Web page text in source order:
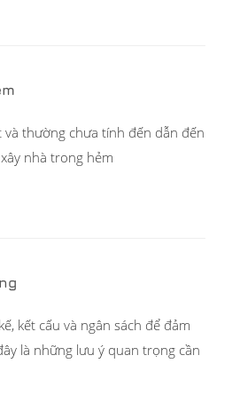
thường chưa tính đến dẫn đến
nhà trong hẻm
kết cấu và ngân sách để đảm
là những lưu ý quan trọng cần